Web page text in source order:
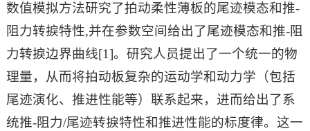
数值模拟方法研究了拍动柔性薄板的尾迹模态和推-
阻力转捩特性,并在参数空间给出了尾迹模态和推-阻
力转捩边界曲线[1]。研究人员提出了一个统一的物
理量，从而将拍动板复杂的运动学和动力学（包括
尾迹演化、推进性能等）联系起来，进而给出了系
统推-阻力/尾迹转捩特性和推进性能的标度律。这一